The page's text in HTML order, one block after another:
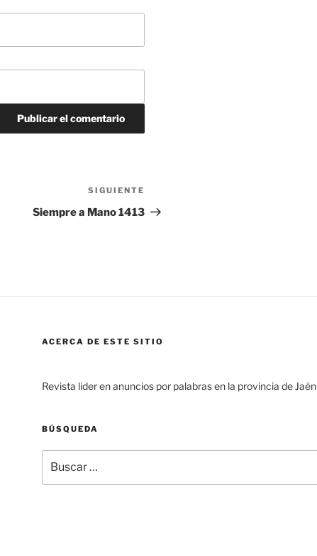
entrada
SIGUIENTE
Siempre a Mano 1413
ACERCA DE ESTE SITIO
Revista lider en anuncios por palabras en la provincia de Jaén
BÚSQUEDA
por: